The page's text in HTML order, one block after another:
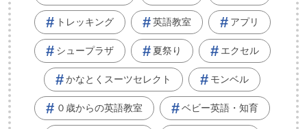
トレッキング 英語教室 アプリ
シュープラザ 夏祭り エクセル
かなとくスーツセレクト モンベル
０歳からの英語教室 ベビー英語・知育